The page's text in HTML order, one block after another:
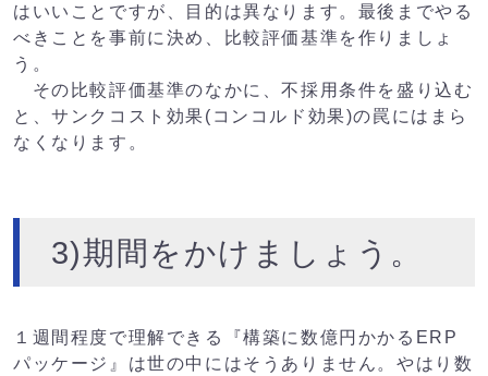
はいいことですが、目的は異なります。最後までやる
べきことを事前に決め、比較評価基準を作りましょ
う。
その比較評価基準のなかに、不採用条件を盛り込む
と、サンクコスト効果(コンコルド効果)の罠にはまら
なくなります。
3)期間をかけましょう。
１週間程度で理解できる『構築に数億円かかるERP
パッケージ』は世の中にはそうありません。やはり数